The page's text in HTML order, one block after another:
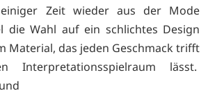
Zeit wieder aus der Mode
die Wahl auf ein schlichtes Design
Material, das jeden Geschmack trifft
Interpretationsspielraum lässt.